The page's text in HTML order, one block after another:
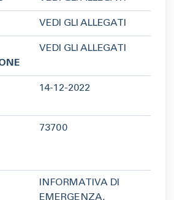
VEDI GLI ALLEGATI
VEDI GLI ALLEGATI
14-12-2022
73700
INFORMATIVA DI
EMERGENZA,